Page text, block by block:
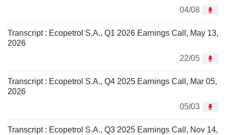
04/08
Transcript : Ecopetrol S.A., Q1 2026 Earnings Call, May 13,
2026
22/05
Transcript : Ecopetrol S.A., Q4 2025 Earnings Call, Mar 05,
2026
05/03
Transcript : Ecopetrol S.A., Q3 2025 Earnings Call, Nov 14,